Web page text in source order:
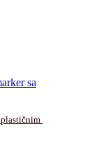
plastičnim